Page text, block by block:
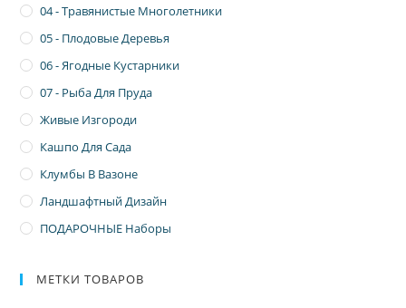
04 - Травянистые Многолетники
05 - Плодовые Деревья
06 - Ягодные Кустарники
07 - Рыба Для Пруда
Живые Изгороди
Кашпо Для Сада
Клумбы В Вазоне
Ландшафтный Дизайн
ПОДАРОЧНЫЕ Наборы
МЕТКИ ТОВАРОВ